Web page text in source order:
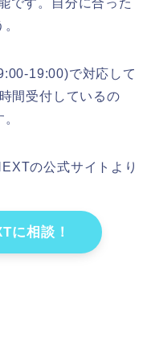
です。自分に合った
19:00)で対応して
間受付しているの
の公式サイトより
に相談！